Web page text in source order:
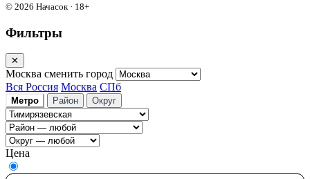
© 2026 Начасок · 18+
Фильтры
✕
Москва сменить город
Вся Россия Москва СПб
Метро Район Округ
Цена